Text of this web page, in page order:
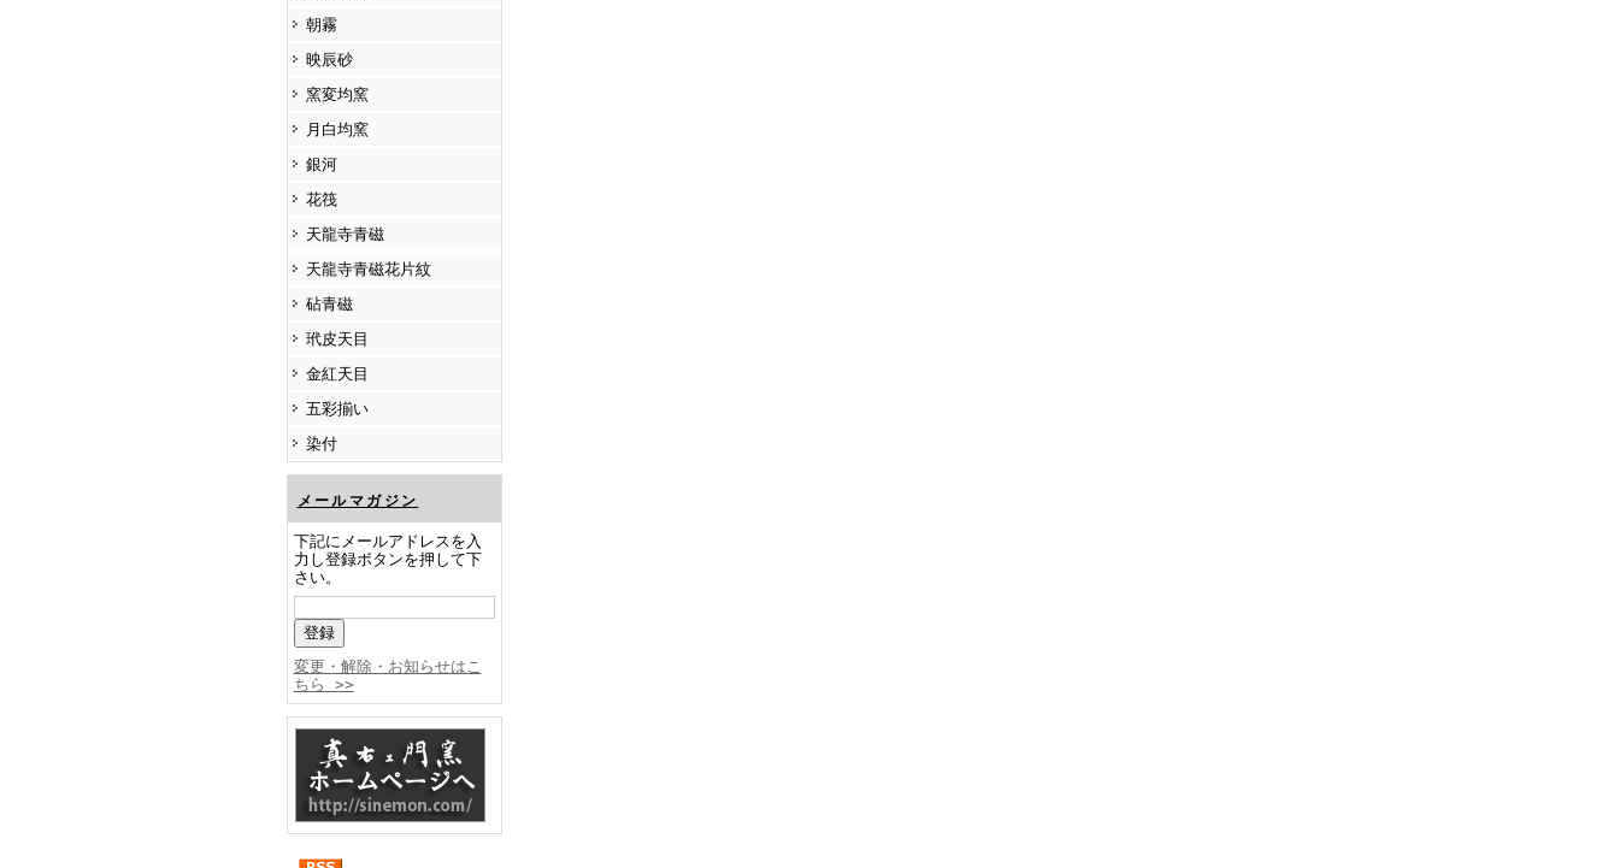
朝霧
映辰砂
窯変均窯
月白均窯
銀河
花筏
天龍寺青磁
天龍寺青磁花片紋
砧青磁
玳皮天目
金紅天目
五彩揃い
染付
メールマガジン
下記にメールアドレスを入
力し登録ボタンを押して下
さい。
変更・解除・お知らせはこ
ちら >>